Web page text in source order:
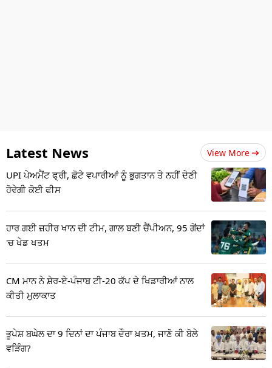
Latest News View More
UPI ਪੇਅਮੈਂਟ ਫ੍ਰੀ, ਛੋਟੇ ਵਪਾਰੀਆਂ ਨੂੰ ਭੁਗਤਾਨ ਤੇ ਨਹੀਂ ਦੇਣੀ
ਹੋਵੇਗੀ ਕੋਈ ਫੀਸ
ਹਾਰ ਗਈ ਜ਼ਹੀਰ ਖਾਨ ਦੀ ਟੀਮ, ਗਾਲ ਬਣੀ ਚੈਂਪੀਅਨ, 95 ਗੇਂਦਾਂ
'ਚ ਖੇਡ ਖਤਮ
CM ਮਾਨ ਨੇ ਸ਼ੇਰ-ਏ-ਪੰਜਾਬ ਟੀ-20 ਕੱਪ ਦੇ ਖਿਡਾਰੀਆਂ ਨਾਲ
ਕੀਤੀ ਮੁਲਾਕਾਤ
ਭੂਪੇਸ਼ ਬਘੇਲ ਦਾ 9 ਦਿਨਾਂ ਦਾ ਪੰਜਾਬ ਦੌਰਾ ਖ਼ਤਮ, ਜਾਣੋ ਕੀ ਬੋਲੇ
ਵੜਿੰਗ?